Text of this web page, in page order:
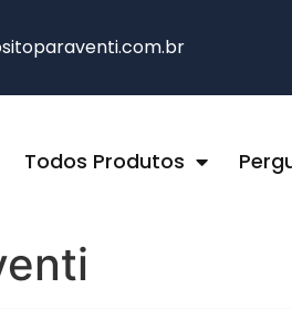
Todos Produtos